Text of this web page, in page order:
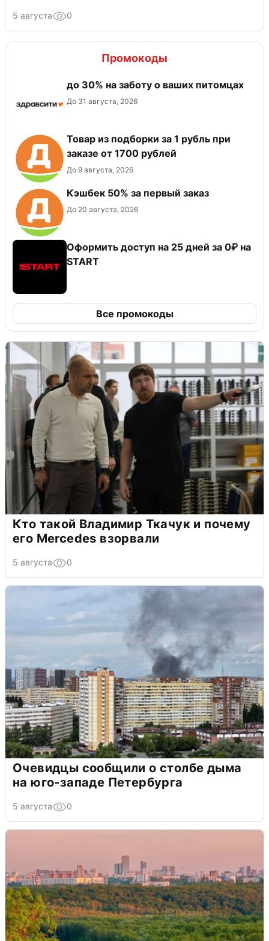
5 августа 0
Промокоды
до 30% на заботу о ваших питомцах
До 31 августа, 2026
Товар из подборки за 1 рубль при
заказе от 1700 рублей
До 9 августа, 2026
Кэшбек 50% за первый заказ
До 20 августа, 2026
Оформить доступ на 25 дней за 0₽ на
START
Все промокоды
Кто такой Владимир Ткачук и почему
его Mercedes взорвали
5 августа 0
Очевидцы сообщили о столбе дыма
на юго-западе Петербурга
5 августа 0